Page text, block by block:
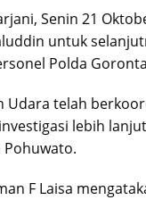
Senin 21
untuk
Polda
telah
lebih
Pohuwato.
F Laisa